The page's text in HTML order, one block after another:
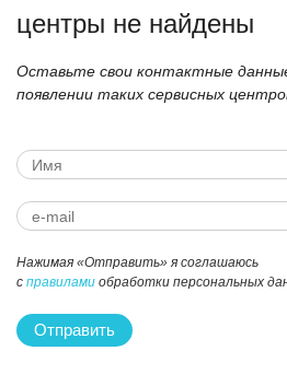
центры не найдены
Оставьте свои контактные
появлении таких сервисных
Нажимая «Отправить» я соглашаюсь
с правилами обработки персональных
Отправить